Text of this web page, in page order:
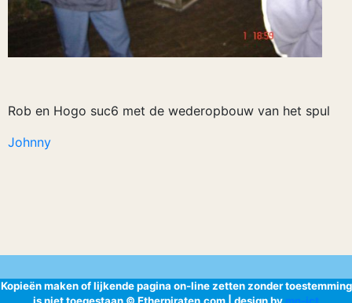
Rob en Hogo suc6 met de wederopbouw van het spul
Johnny
Kopieën maken of lijkende pagina on-line zetten zonder toestemming